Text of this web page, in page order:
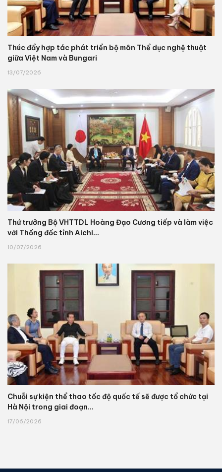
Thúc đẩy hợp tác phát triển bộ môn Thể dục nghệ thuật
giữa Việt Nam và Bungari
13/07/2026
Thứ trưởng Bộ VHTTDL Hoàng Đạo Cương tiếp và làm việc
với Thống đốc tỉnh Aichi...
10/07/2026
Chuỗi sự kiện thể thao tốc độ quốc tế sẽ được tổ chức tại
Hà Nội trong giai đoạn...
17/06/2026